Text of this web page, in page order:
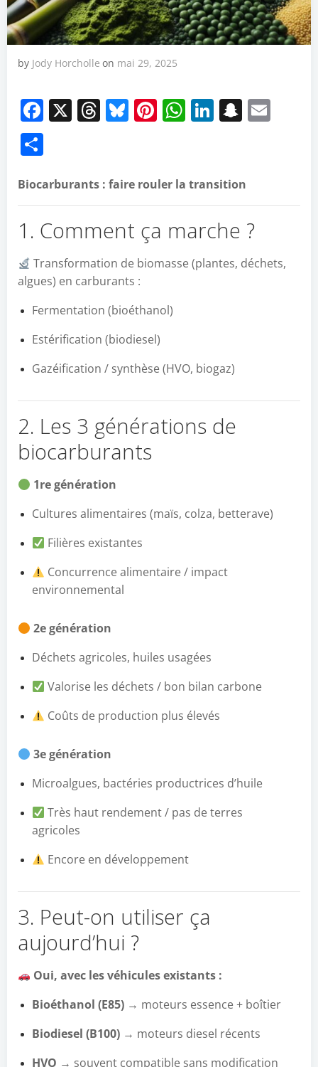
by Jody Horcholle on mai 29, 2025
Facebook
X Threads
Bluesky
Pinterest
WhatsApp
LinkedIn
Biocarburants : faire rouler la transition
1. Comment ça marche ?
Transformation de biomasse (plantes, déchets,
algues) en carburants :
Fermentation (bioéthanol)
Estérification (biodiesel)
Gazéification / synthèse (HVO, biogaz)
2. Les 3 générations de
biocarburants
1re génération
Cultures alimentaires (maïs, colza, betterave)
Filières existantes
Concurrence alimentaire / impact
environnemental
2e génération
Déchets agricoles, huiles usagées
Valorise les déchets / bon bilan carbone
Coûts de production plus élevés
3e génération
Microalgues, bactéries productrices d’huile
Très haut rendement / pas de terres
agricoles
Encore en développement
3. Peut-on utiliser ça
aujourd’hui ?
Oui, avec les véhicules existants :
Bioéthanol (E85)→ moteurs essence + boîtier
Biodiesel (B100)→ moteurs diesel récents
HVO → souvent compatible sans modification